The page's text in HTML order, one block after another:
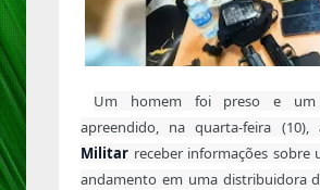
Um homem foi preso e um
apreendido, na quarta-feira (10),
Militar receber informações sobre
andamento em uma distribuidora